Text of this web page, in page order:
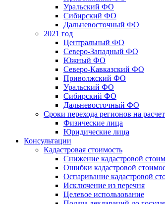
Уральский ФО
Сибирский ФО
Дальневосточный ФО
2021 год
Центральный ФО
Северо-Западный ФО
Южный ФО
Северо-Кавказский ФО
Приволжский ФО
Уральский ФО
Сибирский ФО
Дальневосточный ФО
Сроки перехода регионов на
Физические лица
Юридические лица
Консультации
Кадастровая стоимость
Снижение кадастровой
Ошибки кадастровой
Оспаривание кадастровой
Исключение из перечня
Целевое использование